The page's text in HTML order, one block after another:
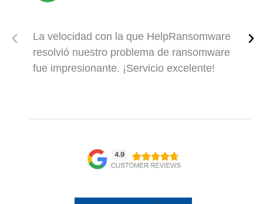
La velocidad con la que HelpRansomware
resolvió nuestro problema de ransomware
fue impresionante. ¡Servicio excelente!